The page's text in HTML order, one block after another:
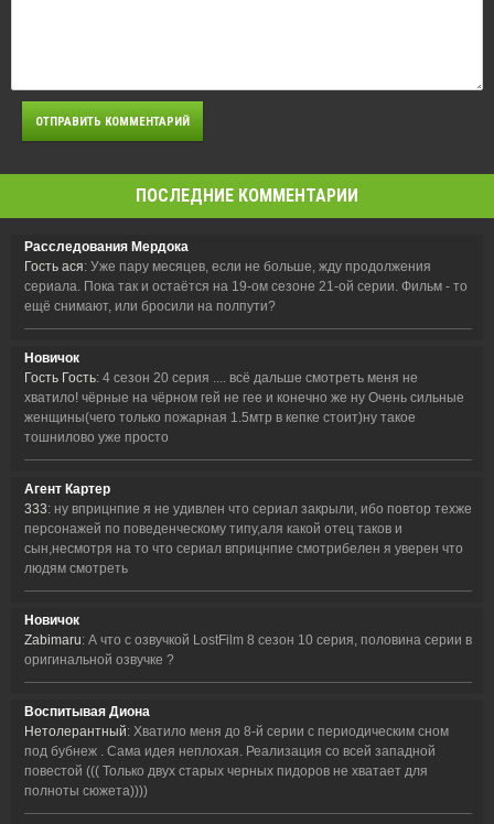
ПОСЛЕДНИЕ КОММЕНТАРИИ
Расследования Мердока
Гость ася: Уже пару месяцев, если не больше, жду продолжения
сериала. Пока так и остаётся на 19-ом сезоне 21-ой серии. Фильм - то
ещё снимают, или бросили на полпути?
Новичок
Гость Гость: 4 сезон 20 серия .... всё дальше смотреть меня не
хватило! чёрные на чёрном гей не гее и конечно же ну Очень сильные
женщины(чего только пожарная 1.5мтр в кепке стоит)ну такое
тошнилово уже просто
Агент Картер
333: ну вприцнпие я не удивлен что сериал закрыли, ибо повтор техже
персонажей по поведенческому типу,аля какой отец таков и
сын,несмотря на то что сериал вприцнпие смотрибелен я уверен что
людям смотреть
Новичок
Zabimaru: А что с озвучкой LostFilm 8 сезон 10 серия, половина серии в
оригинальной озвучке ?
Воспитывая Диона
Нетолерантный: Хватило меня до 8-й серии с периодическим сном
под бубнеж . Сама идея неплохая. Реализация со всей западной
повестой ((( Только двух старых черных пидоров не хватает для
полноты сюжета))))